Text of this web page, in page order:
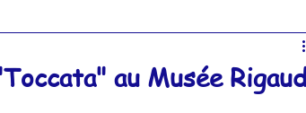
Actualités
au Musée